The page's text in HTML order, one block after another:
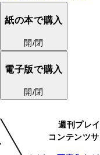
紙の本で購入
開/閉
電子版で購入
開/閉
週刊プレ
コンテンツ